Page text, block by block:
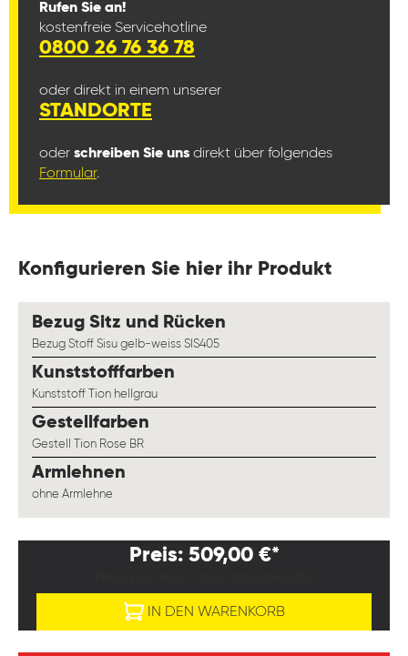
Rufen Sie an!
kostenfreie Servicehotline
0800 26 76 36 78
oder direkt in einem unserer
STANDORTE
oder schreiben Sie uns direkt über folgendes
Formular.
Konfigurieren Sie hier ihr Produkt
Bezug Sitz und Rücken
Bezug Stoff Sisu gelb-weiss SIS405
Kunststofffarben
Kunststoff Tion hellgrau
Gestellfarben
Gestell Tion Rose BR
Armlehnen
ohne Armlehne
Preis: 509,00 €*
IN DEN WARENKORB